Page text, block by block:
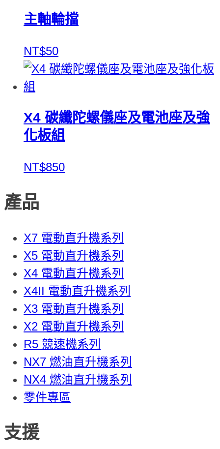
主軸輪擋
NT$50
X4 碳纖陀螺儀座及電池座及強
化板組
NT$850
產品
X7 電動直升機系列
X5 電動直升機系列
X4 電動直升機系列
X4II 電動直升機系列
X3 電動直升機系列
X2 電動直升機系列
R5 競速機系列
NX7 燃油直升機系列
NX4 燃油直升機系列
零件專區
支援